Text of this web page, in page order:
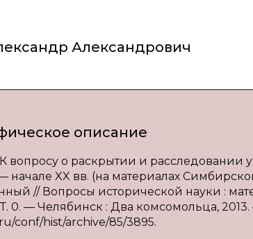
Александрович
описание
вопросу о раскрытии и расследовании
начале XX вв. (на материалах
// Вопросы исторической науки :
0. — Челябинск : Два комсомольца,
conf/hist/archive/85/3895.